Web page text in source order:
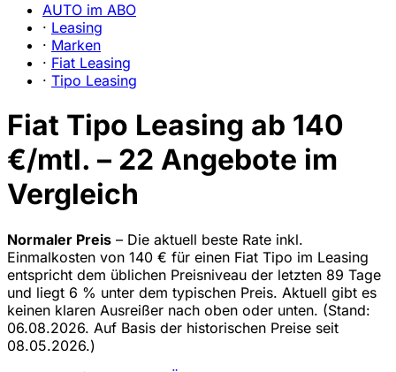
AUTO im ABO
· Leasing
· Marken
· Fiat Leasing
· Tipo Leasing
Fiat Tipo Leasing ab 140
€/mtl. – 22 Angebote im
Vergleich
Normaler Preis – Die aktuell beste Rate inkl.
Einmalkosten von 140 € für einen Fiat Tipo im Leasing
entspricht dem üblichen Preisniveau der letzten 89 Tage
und liegt 6 % unter dem typischen Preis. Aktuell gibt es
keinen klaren Ausreißer nach oben oder unten. (Stand:
06.08.2026. Auf Basis der historischen Preise seit
08.05.2026.)